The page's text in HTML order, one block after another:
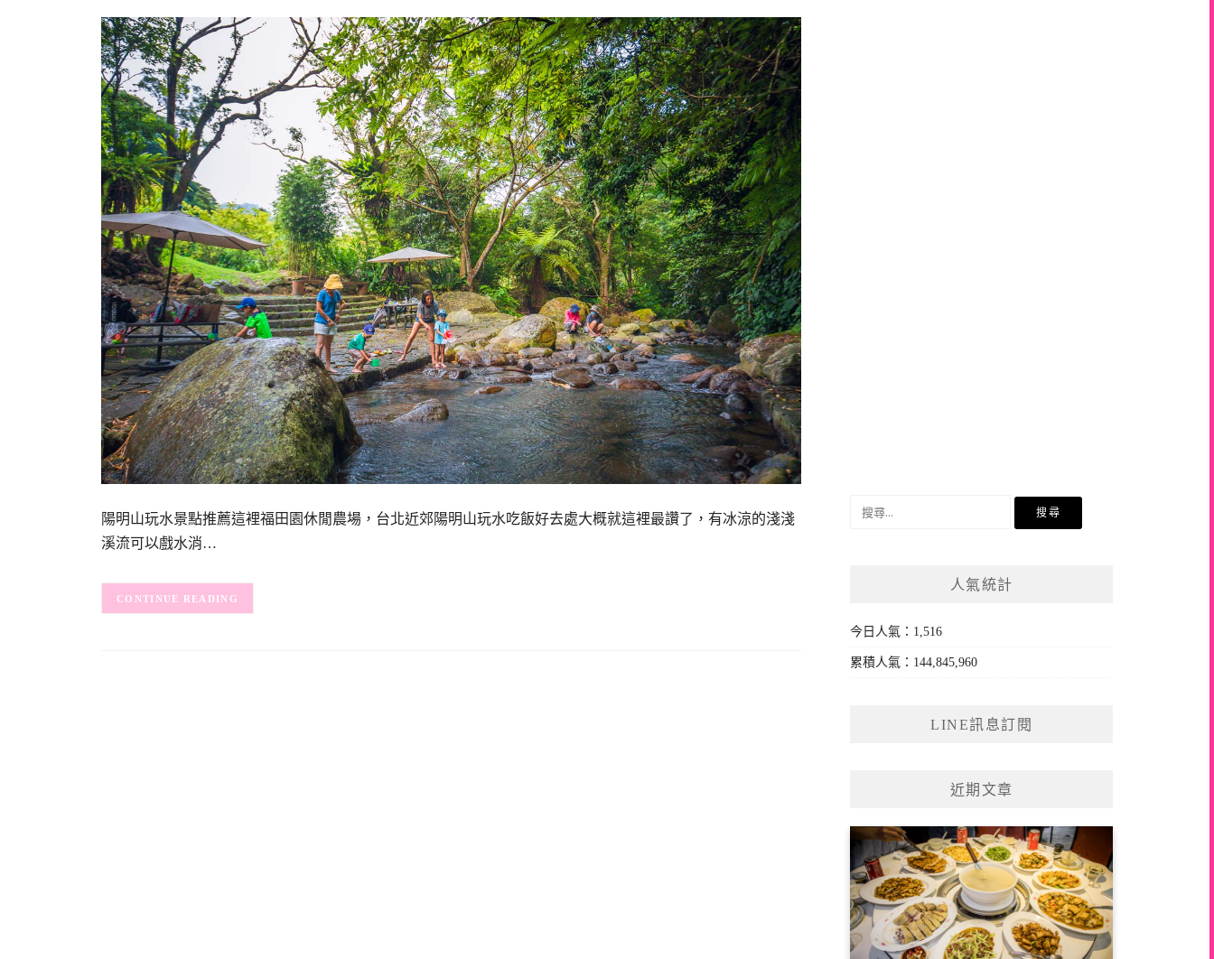
陽明山玩水景點推薦這裡福田園休閒農場，台北近郊陽明山玩水吃飯好去處大概就這裡最讚了，有冰涼的淺淺
溪流可以戲水消…
CONTINUE READING
人氣統計
今日人氣：1,516
累積人氣：144,845,960
LINE訊息訂閱
近期文章